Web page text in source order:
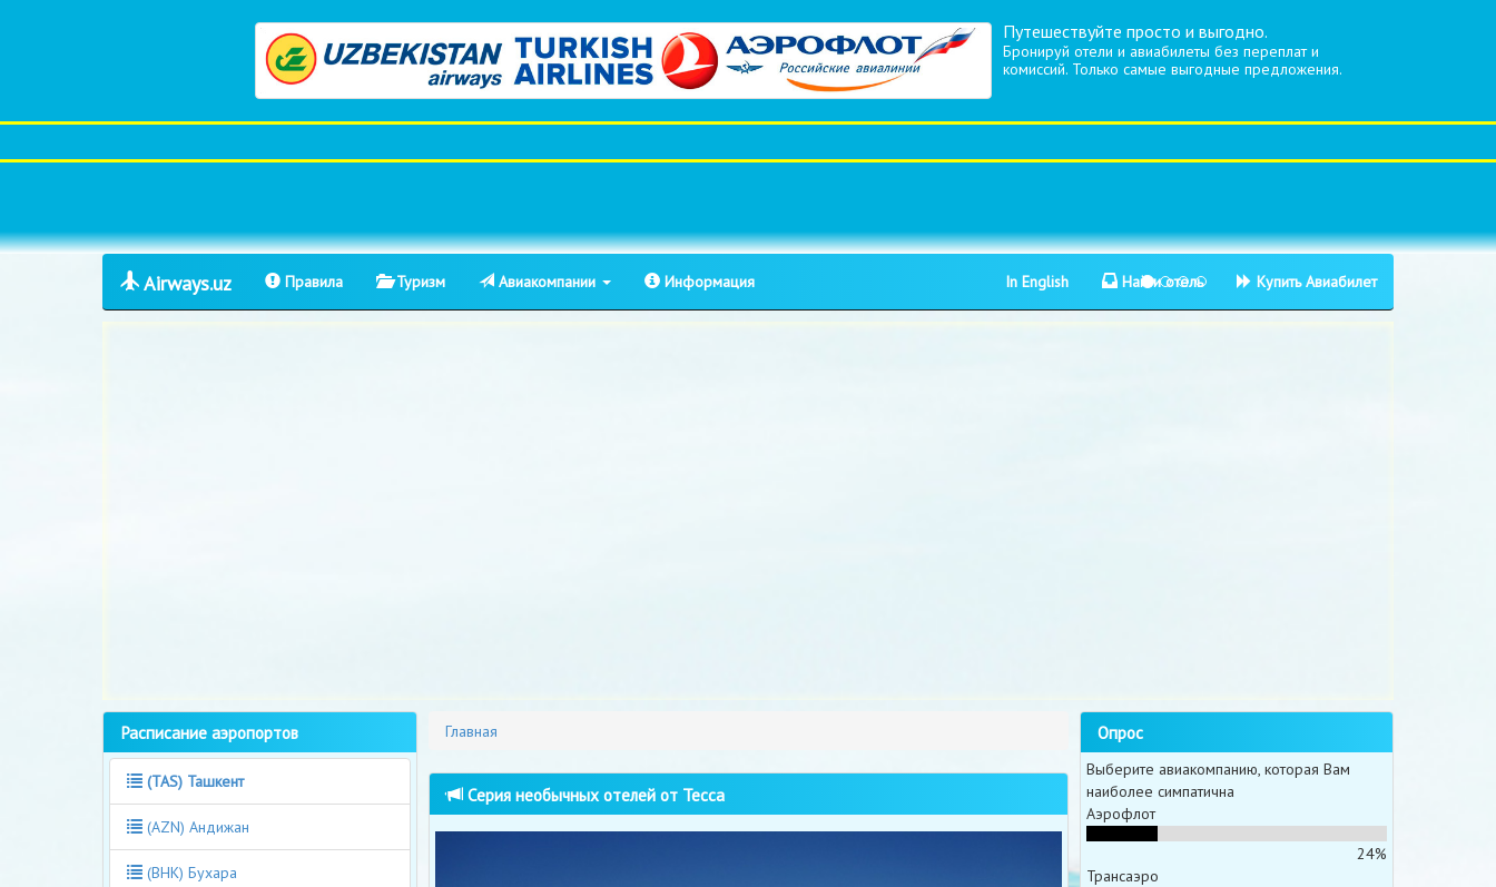
Путешествуйте просто и выгодно.
Бронируй отели и авиабилеты без переплат и
комиссий. Только самые выгодные предложения.
Airways.uz Правила Туризм Авиакомпании Информация In English Найти отель Купить Авиабилет
Главная
Серия необычных отелей от Tecca
Расписание аэропортов
(TAS) Ташкент
(AZN) Андижан
(BHK) Бухара
Опрос
Выберите авиакомпанию, которая Вам
наиболее симпатична
Аэрофлот
24%
Трансаэро